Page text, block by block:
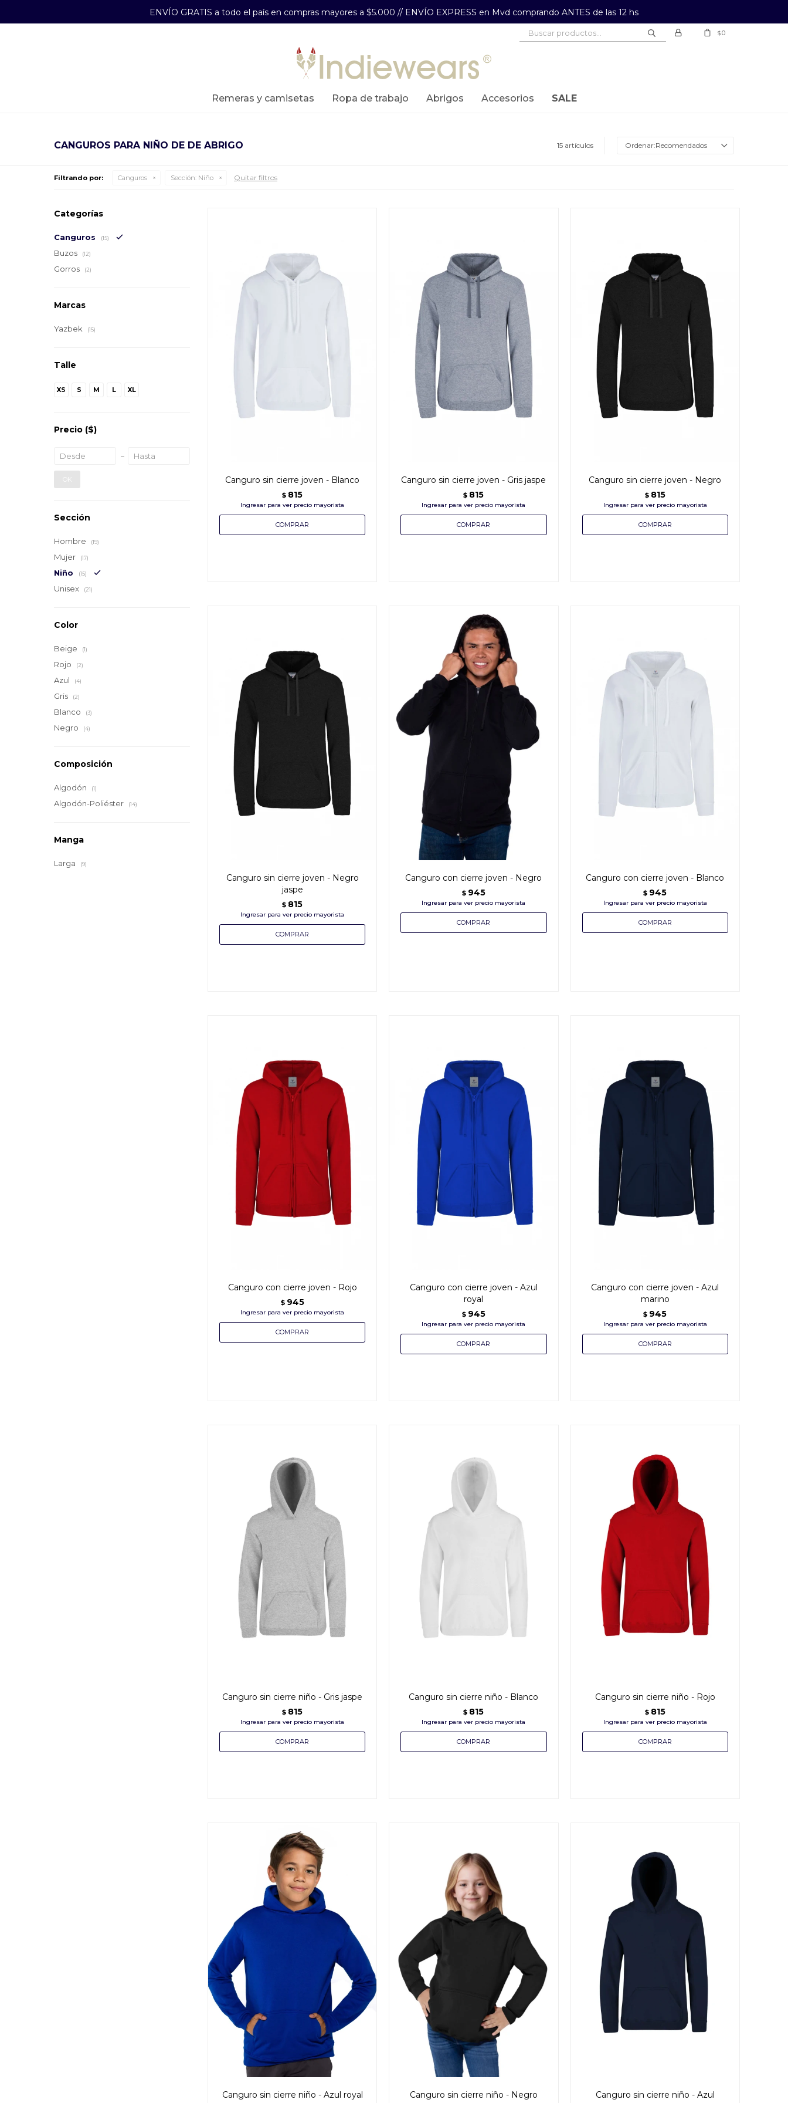
ENVÍO GRATIS a todo el país en compras mayores a $5.000 // ENVÍO EXPRESS en Mvd comprando ANTES de las 12 hs
remeras y camisetas ropa de trabajo abrigos accesorios SALE
$0
CANGUROS PARA NIÑO DE DE ABRIGO 15 artículos Recomendados
Filtrando por: Canguros Sección: Niño Quitar filtros
Canguro sin cierre joven - Blanco
$ 815
Canguro sin cierre joven - Gris jaspe
$ 815
Canguro sin cierre joven - Negro
$ 815
Canguro sin cierre joven - Negro
jaspe
$ 815
Canguro con cierre joven - Negro
$ 945
Canguro con cierre joven - Blanco
$ 945
Canguro con cierre joven - Rojo
$ 945
Canguro con cierre joven - Azul
royal
$ 945
Canguro con cierre joven - Azul
marino
$ 945
Canguro sin cierre niño - Gris jaspe
$ 815
Canguro sin cierre niño - Blanco
$ 815
Canguro sin cierre niño - Rojo
$ 815
Canguro sin cierre niño - Azul royal Canguro sin cierre niño - Negro
Canguro sin cierre niño - Azul
Categorías
Canguros (15)
Buzos (12)
Gorros (2)
Marcas
Yazbek (15)
Talle
XS S M L XL
Precio ($)
OK
Sección
Hombre (19)
Mujer (17)
Niño (15)
Unisex (21)
Color
Beige (1)
Rojo (2)
Azul (4)
Gris (2)
Blanco (3)
Negro (4)
Composición
Algodón (1)
Algodón-Poliéster (14)
Manga
Larga (9)